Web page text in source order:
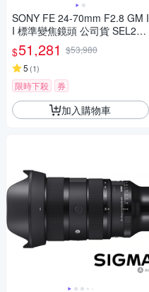
SONY FE 24-70mm F2.8 GM I
I 標準變焦鏡頭 公司貨 SEL247
0GM2
$51,281 $53,980
5 (1)
限時下殺 券
加入購物車